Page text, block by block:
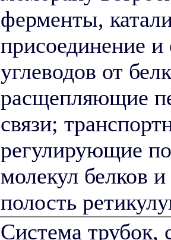
ферменты,
присоединение
углеводов от
расщепляющие
связи;
регулирующие
молекул белков
полость
Система трубок,